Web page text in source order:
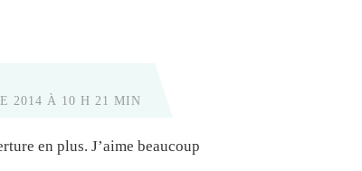
2014 À 10 H 21 MIN
en plus. J’aime beaucoup